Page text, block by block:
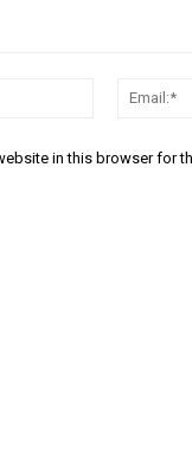
Name:*
in this browser for